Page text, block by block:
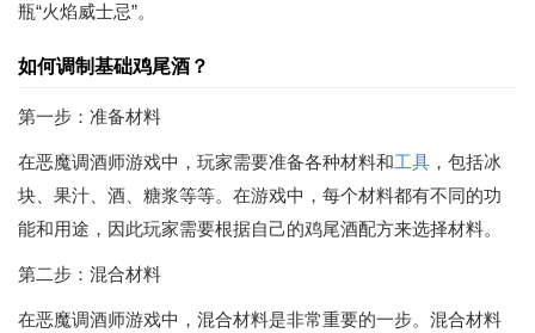
瓶“火焰威士忌”。
如何调制基础鸡尾酒？
第一步：准备材料
在恶魔调酒师游戏中，玩家需要准备各种材料和工具 ，包括冰
块、果汁、酒、糖浆等等。在游戏中，每个材料都有不同的功
能和用途，因此玩家需要根据自己的鸡尾酒配方来选择材料。
第二步：混合材料
在恶魔调酒师游戏中，混合材料是非常重要的一步。混合材料